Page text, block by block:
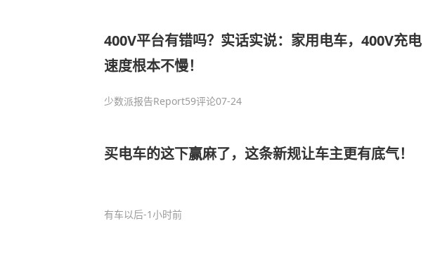
400V平台有错吗？实话实说：家用电车，400V充电
速度根本不慢！
少数派报告Report59评论07-24
买电车的这下赢麻了，这条新规让车主更有底气！
有车以后-1小时前